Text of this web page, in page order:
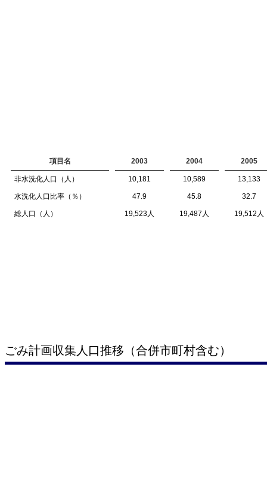
項目名 2003 2004 2005
非水洗化人口（人） 10,181 10,589 13,133
水洗化人口比率（％） 47.9 45.8 32.7
総人口（人） 19,523人 19,487人 19,512人
ごみ計画収集人口推移（合併市町村含む）